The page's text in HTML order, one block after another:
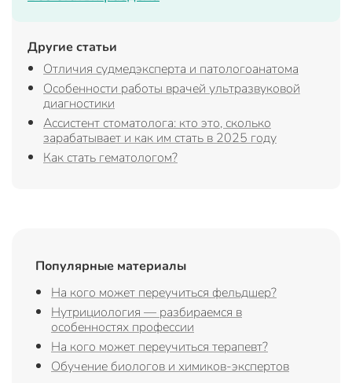
Другие статьи
Отличия судмедэксперта и патологоанатома
Особенности работы врачей ультразвуковой
диагностики
Ассистент стоматолога: кто это, сколько
зарабатывает и как им стать в 2025 году
Как стать гематологом?
Популярные материалы
На кого может переучиться фельдшер?
Нутрициология — разбираемся в
особенностях профессии
На кого может переучиться терапевт?
Обучение биологов и химиков-экспертов